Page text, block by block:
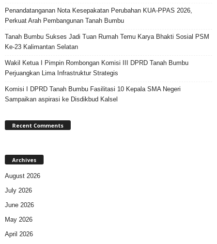
Penandatanganan Nota Kesepakatan Perubahan KUA-PPAS 2026,
Perkuat Arah Pembangunan Tanah Bumbu
Tanah Bumbu Sukses Jadi Tuan Rumah Temu Karya Bhakti Sosial PSM
Ke-23 Kalimantan Selatan
Wakil Ketua I Pimpin Rombongan Komisi III DPRD Tanah Bumbu
Perjuangkan Lima Infrastruktur Strategis
Komisi I DPRD Tanah Bumbu Fasilitasi 10 Kepala SMA Negeri
Sampaikan aspirasi ke Disdikbud Kalsel
Recent Comments
Archives
August 2026
July 2026
June 2026
May 2026
April 2026